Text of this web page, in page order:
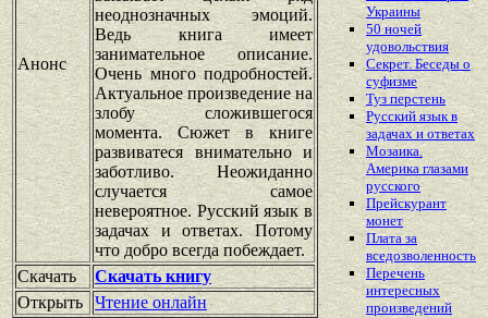
Анонс
неоднозначных эмоций.
Ведь книга имеет
занимательное описание.
Очень много подробностей.
Актуальное произведение на
злобу сложившегося
момента. Сюжет в книге
развиватеся внимательно и
заботливо. Неожиданно
случается самое
невероятное. Русский язык в
задачах и ответах. Потому
что добро всегда побеждает.
Скачать
Скачать книгу
Открыть
Чтение онлайн
Украины
50 ночей
удовольствия
Секрет. Беседы о
суфизме
Туз перстень
Русский язык в
задачах и ответах
Мозаика.
Америка глазами
русского
Прейскурант
монет
Плата за
вседозволенность
Перечень
интересных
произведений